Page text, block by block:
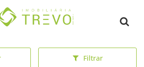
inicial
Filtrar